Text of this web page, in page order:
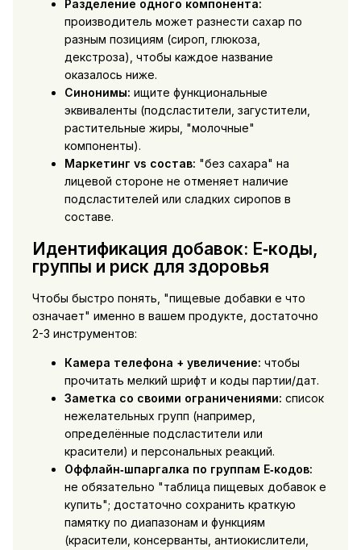
Разделение одного компонента:
производитель может разнести сахар по
разным позициям (сироп, глюкоза,
декстроза), чтобы каждое название
оказалось ниже.
Синонимы: ищите функциональные
эквиваленты (подсластители, загустители,
растительные жиры, "молочные"
компоненты).
Маркетинг vs состав: "без сахара" на
лицевой стороне не отменяет наличие
подсластителей или сладких сиропов в
составе.
Идентификация добавок: E‑коды,
группы и риск для здоровья
Чтобы быстро понять, "пищевые добавки е что
означает" именно в вашем продукте, достаточно
2-3 инструментов:
Камера телефона + увеличение: чтобы
прочитать мелкий шрифт и коды партии/дат.
Заметка со своими ограничениями: список
нежелательных групп (например,
определённые подсластители или
красители) и персональных реакций.
Оффлайн‑шпаргалка по группам E‑кодов:
не обязательно "таблица пищевых добавок е
купить"; достаточно сохранить краткую
памятку по диапазонам и функциям
(красители, консерванты, антиокислители,